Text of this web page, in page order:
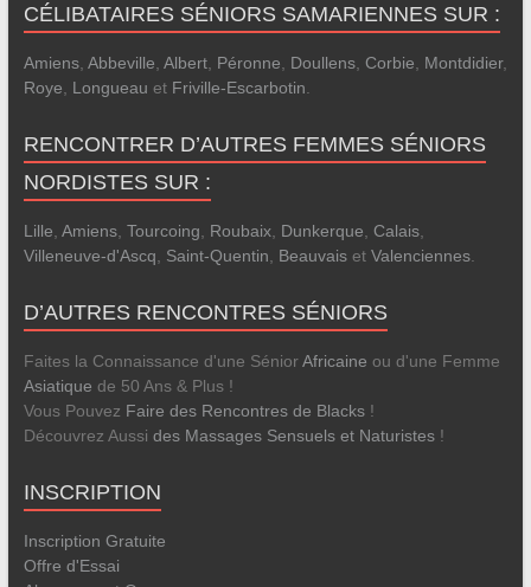
CÉLIBATAIRES SÉNIORS SAMARIENNES SUR :
Amiens, Abbeville Albert, Péronne Doullens, Corbie Montdidier,
Roye
Longueau et Friville-Escarbotin
RENCONTRER D’AUTRES FEMMES SÉNIORS
NORDISTES SUR :
Lille Amiens, Tourcoing Roubaix, Dunkerque Calais,
Villeneuve-d'Ascq
Saint-Quentin Beauvaiset Valenciennes.
D’AUTRES RENCONTRES SÉNIORS
Faites la Connaissance d'une SéniorAfricaine ou d'une Femme
Asiatique de 50 Ans & Plus !
Vous Pouvez Faire des Rencontres de Blacks!
Découvrez Aussi des Massages Sensuels et Naturistes!
INSCRIPTION
Inscription Gratuite
Offre d'Essai